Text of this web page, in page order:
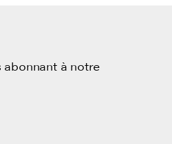
abonnant à notre